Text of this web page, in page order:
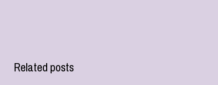
Related posts